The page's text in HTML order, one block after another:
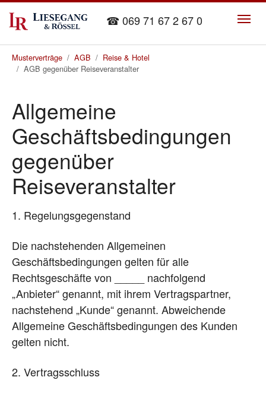
Skip to main content
☎ 069 71 67 2 67 0
You are here:
Musterverträge AGB
Reise & Hotel
AGB gegenüber Reiseveranstalter
Allgemeine
Geschäftsbedingungen
gegenüber
Reiseveranstalter
1. Regelungsgegenstand
Die nachstehenden Allgemeinen
Geschäftsbedingungen gelten für alle
Rechtsgeschäfte von _____ nachfolgend
„Anbieter“ genannt, mit ihrem Vertragspartner,
nachstehend „Kunde“ genannt. Abweichende
Allgemeine Geschäftsbedingungen des Kunden
gelten nicht.
2. Vertragsschluss